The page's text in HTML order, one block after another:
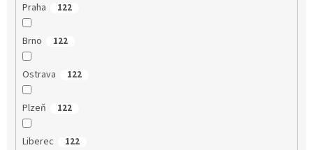
Praha 122
Brno 122
Ostrava 122
Plzeň 122
Liberec 122